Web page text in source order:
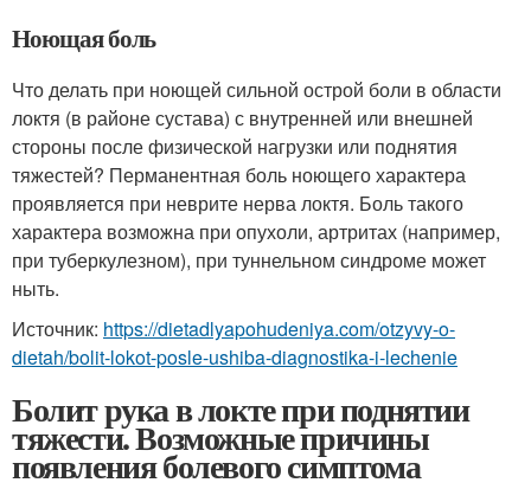
Ноющая боль
Что делать при ноющей сильной острой боли в области
локтя (в районе сустава) с внутренней или внешней
стороны после физической нагрузки или поднятия
тяжестей? Перманентная боль ноющего характера
проявляется при неврите нерва локтя. Боль такого
характера возможна при опухоли, артритах (например,
при туберкулезном), при туннельном синдроме может
ныть.
Источник: https://dietadlyapohudeniya.com/otzyvy-o-
dietah/bolit-lokot-posle-ushiba-diagnostika-i-lechenie
Болит рука в локте при поднятии
тяжести. Возможные причины
появления болевого симптома